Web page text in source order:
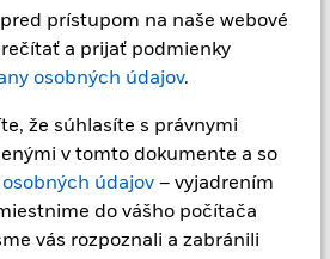
prístupom na naše webové
a prijať podmienky
osobných údajov.
že súhlasíte s právnymi
v tomto dokumente a so
údajov – vyjadrením
do vášho počítača
vás rozpoznali a zabránili
informácie: Hodnota vašej
sa budú líšiť a počiatočnú výšku vašej
ETF sú obchodované na burzách
sa a predávajú za trhové ceny,
riziká spojené s investovaním do
Spravidla pri raste úrokových
poklesu trhovej
riziko predstavuje možnosť, že
schopný splatiť istinu ani plniť
úrokov. Fond investuje do